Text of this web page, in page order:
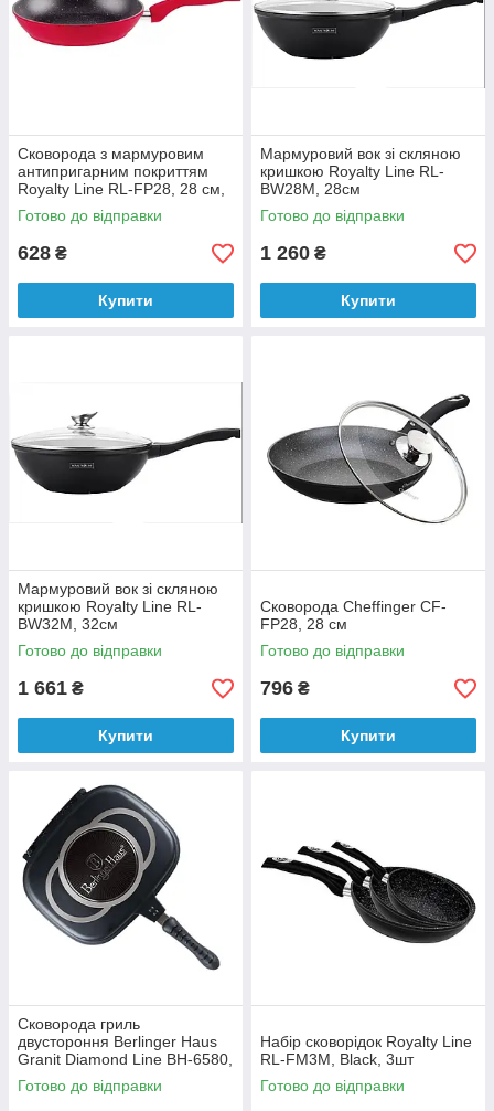
Сковорода з мармуровим
антипригарним покриттям
Royalty Line RL-FP28, 28 см,
червоний
Готово до відправки
628 ₴
Купити
Мармуровий вок зі скляною
кришкою Royalty Line RL-
BW28M, 28см
Готово до відправки
1 260 ₴
Купити
Мармуровий вок зі скляною
кришкою Royalty Line RL-
BW32M, 32см
Готово до відправки
1 661 ₴
Купити
Сковорода Cheffinger CF-
FP28, 28 см
Готово до відправки
796 ₴
Купити
Сковорода гриль
двустороння Berlinger Haus
Granit Diamond Line BH-6580,
32см
Готово до відправки
Набір сковорідок Royalty Line
RL-FM3M, Black, 3шт
Готово до відправки